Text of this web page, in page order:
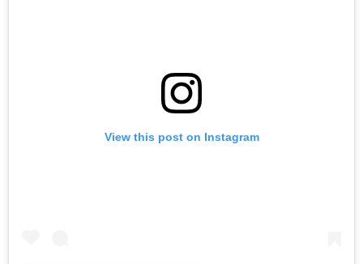
View this post on Instagram